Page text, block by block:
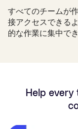
すべてのチームが
接アクセスできる
的な作業に集中で
Help